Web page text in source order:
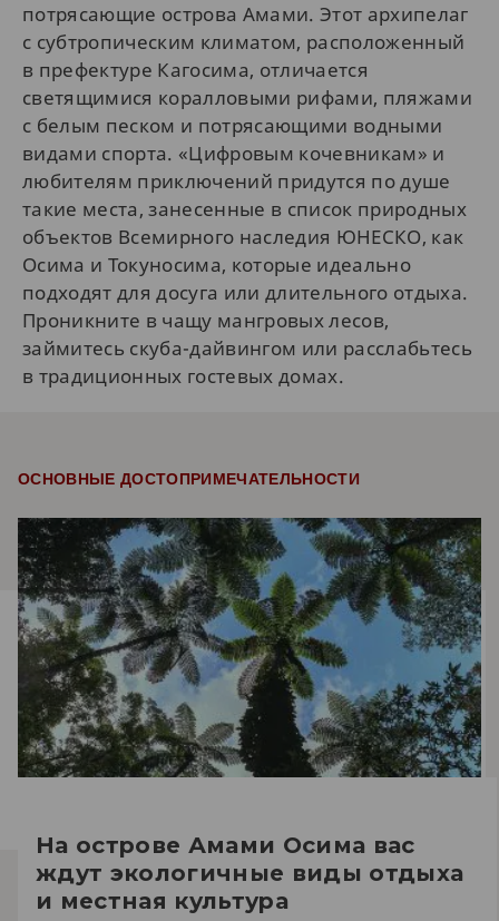
потрясающие острова Амами. Этот архипелаг
с субтропическим климатом, расположенный
в префектуре Кагосима, отличается
светящимися коралловыми рифами, пляжами
с белым песком и потрясающими водными
видами спорта. «Цифровым кочевникам» и
любителям приключений придутся по душе
такие места, занесенные в список природных
объектов Всемирного наследия ЮНЕСКО, как
Осима и Токуносима, которые идеально
подходят для досуга или длительного отдыха.
Проникните в чащу мангровых лесов,
займитесь скуба-дайвингом или расслабьтесь
в традиционных гостевых домах.
ОСНОВНЫЕ ДОСТОПРИМЕЧАТЕЛЬНОСТИ
На острове Амами Осима вас
ждут экологичные виды отдыха
и местная культура